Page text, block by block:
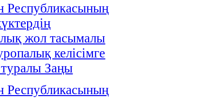
Республикасының
жол тасымалы
келісімге
Заңы
Республикасының